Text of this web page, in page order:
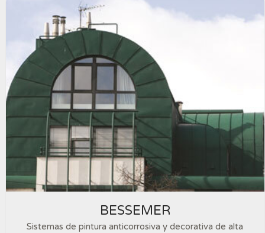
BESSEMER
Sistemas de pintura anticorrosiva y decorativa de alta